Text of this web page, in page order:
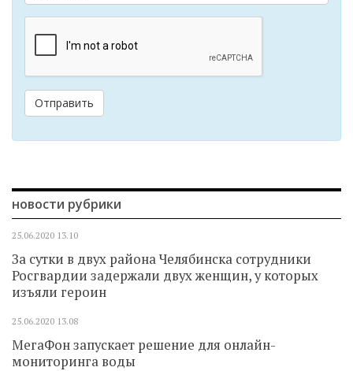
Отправить
новости рубрики
25.06.2020 13.10
За сутки в двух района Челябинска сотрудники
Росгвардии задержали двух женщин, у которых
изъяли героин
25.06.2020 13.08
МегаФон запускает решение для онлайн-
мониторинга воды